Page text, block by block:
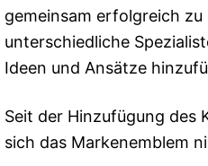
gemeinsam erfolgreich zu
unterschiedliche
Ideen und Ansätze
Seit der Hinzufügung des
sich das Markenemblem